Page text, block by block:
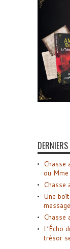
Chasse
ou Mme
Chasse
Une
Chasse
L’Écho
trésor